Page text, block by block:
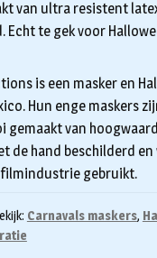
van ultra resistent
Echt te gek voor
is een masker en
Hun enge maskers
gemaakt van
de hand beschilderd
filmindustrie gebruikt.
Carnavals maskers,